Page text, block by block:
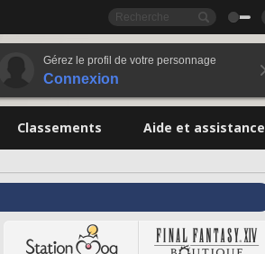
Gérez le profil de votre personnage
Connexion
Classements Aide et assistance